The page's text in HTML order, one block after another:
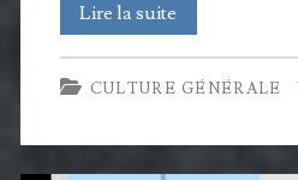
Lire la suite
où
passe
internet
CULTURE GÉNÉRALE